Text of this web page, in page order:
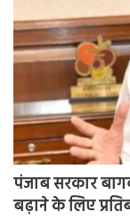
पंजाब सरकार
बढ़ाने के लिए